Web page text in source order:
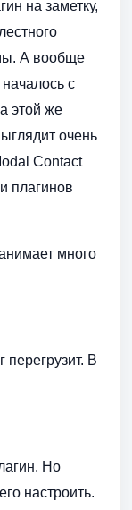
на заметку,
А вообще
с
этой же
очень
Contact
плагинов
много
перегрузит. В
Но
настроить.